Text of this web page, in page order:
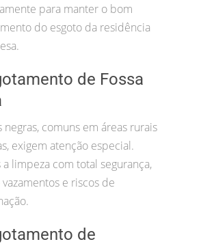
para manter o bom
do esgoto da residência
de Fossa
negras, comuns em áreas rurais
exigem atenção especial.
a limpeza com total segurança,
e riscos de
de